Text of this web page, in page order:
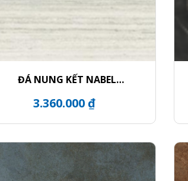
ĐÁ NUNG KẾT NABEL
3.360.000 ₫